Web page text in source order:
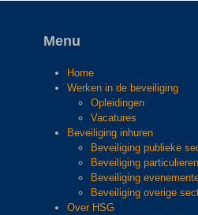
Menu
Home
Werken in de beveiliging
Opleidingen
Vacatures
Beveiliging inhuren
Beveiliging publieke
Beveiliging particulieren
Beveiliging
Beveiliging overige
Over HSG